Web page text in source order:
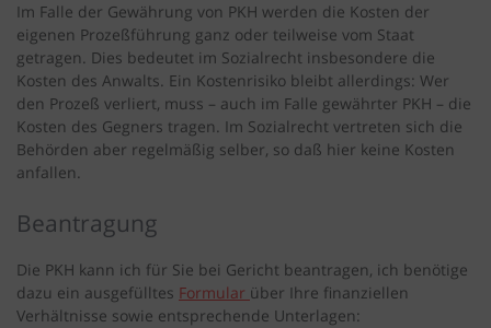
Im Falle der Gewährung von PKH werden die Kosten der
eigenen Prozeßführung ganz oder teilweise vom Staat
getragen. Dies bedeutet im Sozialrecht insbesondere die
Kosten des Anwalts. Ein Kostenrisiko bleibt allerdings: Wer
den Prozeß verliert, muss – auch im Falle gewährter PKH – die
Kosten des Gegners tragen. Im Sozialrecht vertreten sich die
Behörden aber regelmäßig selber, so daß hier keine Kosten
anfallen.
Beantragung
Die PKH kann ich für Sie bei Gericht beantragen, ich benötige
dazu ein ausgefülltes Formular über Ihre finanziellen
Verhältnisse sowie entsprechende Unterlagen: